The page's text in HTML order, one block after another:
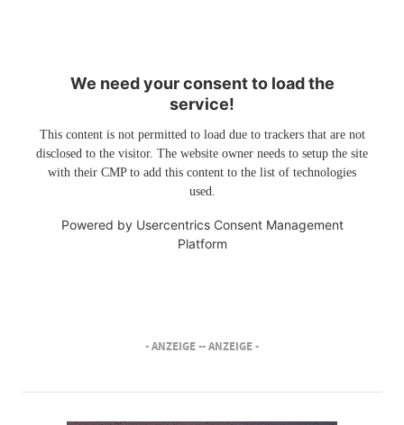
We need your consent to load the
service!
This content is not permitted to load due to trackers that are not
disclosed to the visitor. The website owner needs to setup the site
with their CMP to add this content to the list of technologies
used.
Powered by Usercentrics Consent Management
Platform
- ANZEIGE -- ANZEIGE -